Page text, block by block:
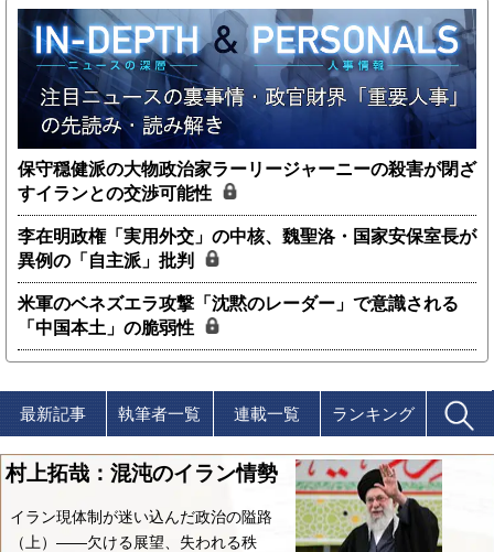
保守穏健派の大物政治家ラーリージャーニーの殺害が閉ざ
すイランとの交渉可能性
李在明政権「実用外交」の中核、魏聖洛・国家安保室長が
異例の「自主派」批判
米軍のベネズエラ攻撃「沈黙のレーダー」で意識される
「中国本土」の脆弱性
最新記事 執筆者一覧 連載一覧 ランキング
村上拓哉：混沌のイラン情勢
イラン現体制が迷い込んだ政治の隘路
（上）――欠ける展望、失われる秩